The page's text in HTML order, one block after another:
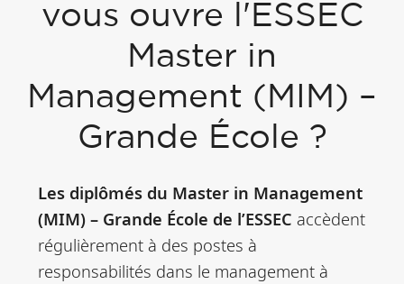
vous ouvre l'ESSEC
Master in
Management (MIM) –
Grande École ?
Les diplômés du Master in Management
(MIM) – Grande École de l’ESSEC accèdent
régulièrement à des postes à
responsabilités dans le management à